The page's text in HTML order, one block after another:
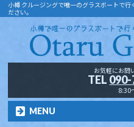
小樽 クルージングで唯一のグラスボートで
ださい。
お気軽にお問
TEL
8:30
MENU